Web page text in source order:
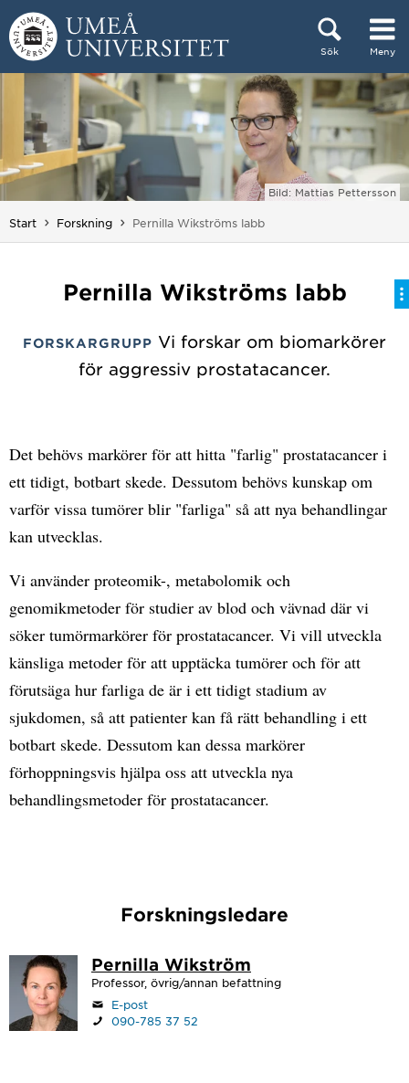
Hoppa direkt till innehållet
Sök Meny
Huvudmenyn dold.
Bild: Mattias Pettersson
Start Forskning Du är här:
Pernilla Wikströms labb
Pernilla Wikströms labb
FORSKARGRUPP Vi forskar om biomarkörer
för aggressiv prostatacancer.
Det behövs markörer för att hitta "farlig" prostatacancer i
ett tidigt, botbart skede. Dessutom behövs kunskap om
varför vissa tumörer blir "farliga" så att nya behandlingar
kan utvecklas.
Vi använder proteomik-, metabolomik och
genomikmetoder för studier av blod och vävnad där vi
söker tumörmarkörer för prostatacancer. Vi vill utveckla
känsliga metoder för att upptäcka tumörer och för att
förutsäga hur farliga de är i ett tidigt stadium av
sjukdomen, så att patienter kan få rätt behandling i ett
botbart skede. Dessutom kan dessa markörer
förhoppningsvis hjälpa oss att utveckla nya
behandlingsmetoder för prostatacancer.
Forskningsledare
Pernilla Wikström
Professor, övrig/annan befattning
E-post
090-785 37 52